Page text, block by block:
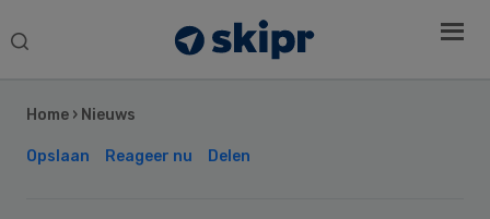
Search
Home › Nieuws
Opslaan Reageer nu Delen
Sidebar